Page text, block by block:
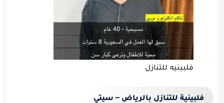
فلبينيه للتنازل
فلبينية للتنازل بالرياض – سيتي